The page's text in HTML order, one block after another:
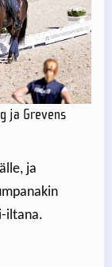
ja Grevens
ja
iltana.